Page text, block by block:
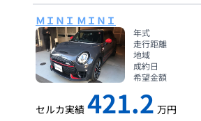
ＭＩＮＩ ＭＩＮＩ
年式
走行距離
地域
成約日
希望金額
セルカ実績 421.2 万円